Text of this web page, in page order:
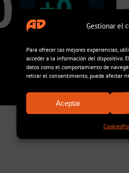
Gestionar el
Para ofrecer las mejores experiencias,
acceder a la información del dispositivo.
datos como el comportamiento de
retirar el consentimiento, puede afectar
Aceptar
Cookies